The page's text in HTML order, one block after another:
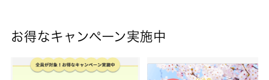
お得なキャンペーン実施中